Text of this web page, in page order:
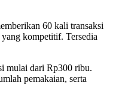
60 kali transaksi
kompetitif. Tersedia
mulai dari Rp300 ribu.
pemakaian, serta